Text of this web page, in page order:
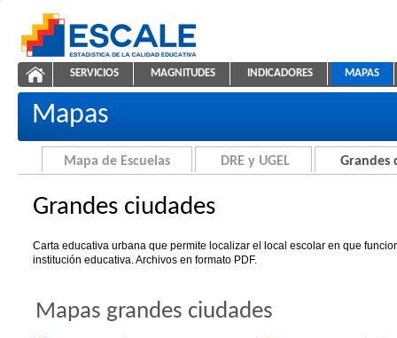
ESCALE - Unidad de Estadística Educativa
Grandes ciudades
NAVEGACIÓN
SERVICIOS MAGNITUDES INDICADORES MAPAS
Mapas
Mapa de Escuelas DRE y UGEL Grandes
Grandes ciudades
Carta educativa urbana que permite localizar el local escolar en que
institución educativa. Archivos en formato PDF.
Mapas grandes ciudades